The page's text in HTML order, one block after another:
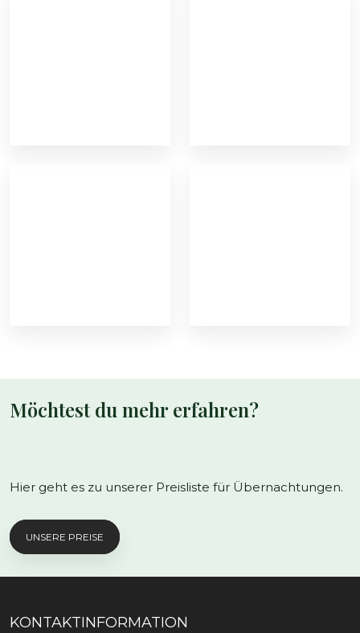
Möchtest du mehr erfahren?
Hier geht es zu unserer Preisliste für Übernachtungen.
UNSERE PREISE
KONTAKTINFORMATION